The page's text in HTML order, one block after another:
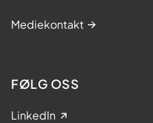
Mediekontakt
FØLG OSS
LinkedIn